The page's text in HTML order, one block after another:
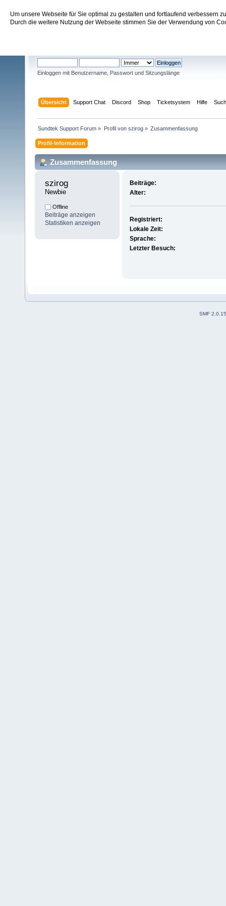
Um unsere Webseite für Sie optimal zu gestalten und fortlaufend verbessern
Durch die weitere Nutzung der Webseite stimmen Sie der Verwendung von
Sundtek Support Forum
Einloggen mit Benutzername, Passwort und Sitzungslänge
Übersicht Support Chat Discord Shop Ticketsystem Hilfe
Sundtek Support Forum » Profil von szirog» Zusammenfassung
Profil-Information
Zusammenfassung
szirog
Newbie
Offline
Beiträge anzeigen
Statistiken anzeigen
Beiträge:
Alter:
Registriert:
Lokale Zeit:
Sprache:
Letzter Besuch:
SMF 2.0.15